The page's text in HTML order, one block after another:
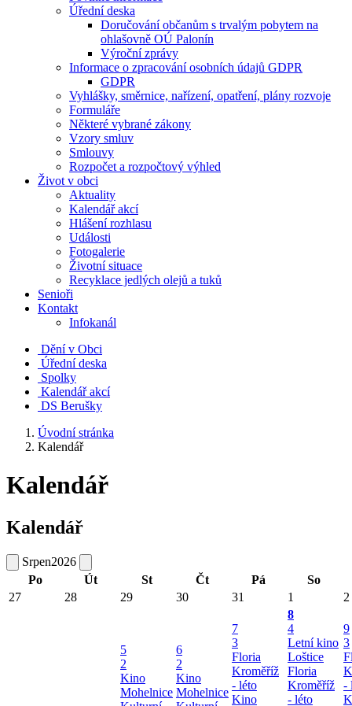
Úřední deska
Doručování občanům s trvalým pobytem na
ohlašovně OÚ Palonín
Výroční zprávy
Informace o zpracování osobních údajů GDPR
GDPR
Vyhlášky, směrnice, nařízení, opatření, plány rozvoje
Formuláře
Některé vybrané zákony
Vzory smluv
Smlouvy
Rozpočet a rozpočtový výhled
Život v obci
Aktuality
Kalendář akcí
Hlášení rozhlasu
Události
Fotogalerie
Životní situace
Recyklace jedlých olejů a tuků
Senioři
Kontakt
Infokanál
Dění v Obci
Úřední deska
Spolky
Kalendář akcí
DS Berušky
Úvodní stránka
Kalendář
Kalendář
Kalendář
Srpen2026
Po
Út St Čt Pá
So
27
28 29 30 31 1 2
5
2
Kino
Mohelnice
6
2
Kino
Mohelnice
7
3
Floria
Kroměříž
- léto
Kino
8
4
Letní kino
Loštice
Floria
Kroměříž
- léto
9
3
-